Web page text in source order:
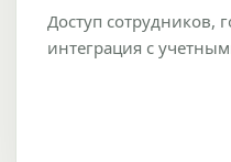
Доступ сотрудников,
интеграция с